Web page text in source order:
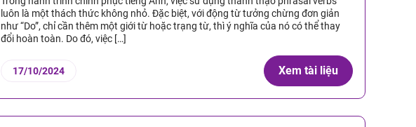
luôn là một thách thức không nhỏ. Đặc biệt, với động từ tưởng chừng đơn giản
như “Do”, chỉ cần thêm một giới từ hoặc trạng từ, thì ý nghĩa của nó có thể thay
đổi hoàn toàn. Do đó, việc […]
17/10/2024 Xem tài liệu